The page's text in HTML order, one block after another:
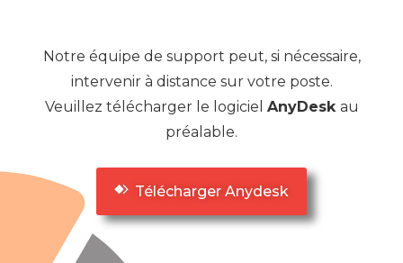
Notre équipe de support peut, si nécessaire,
intervenir à distance sur votre poste.
Veuillez télécharger le logiciel AnyDesk au
préalable.
Télécharger Anydesk